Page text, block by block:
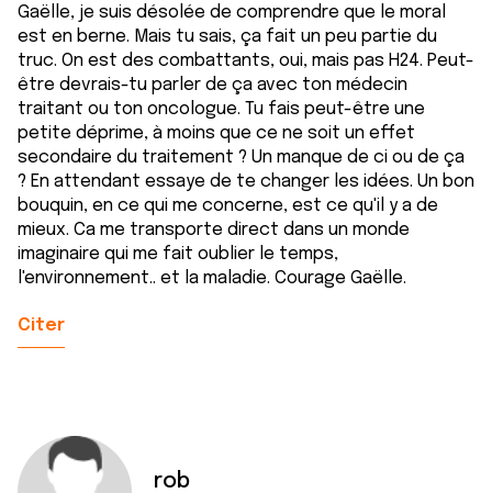
Gaëlle, je suis désolée de comprendre que le moral
est en berne. Mais tu sais, ça fait un peu partie du
truc. On est des combattants, oui, mais pas H24. Peut-
être devrais-tu parler de ça avec ton médecin
traitant ou ton oncologue. Tu fais peut-être une
petite déprime, à moins que ce ne soit un effet
secondaire du traitement ? Un manque de ci ou de ça
? En attendant essaye de te changer les idées. Un bon
bouquin, en ce qui me concerne, est ce qu'il y a de
mieux. Ca me transporte direct dans un monde
imaginaire qui me fait oublier le temps,
l'environnement.. et la maladie. Courage Gaëlle.
Citer
rob